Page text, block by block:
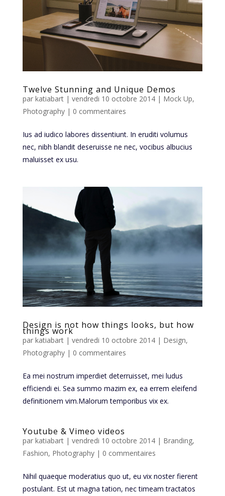
Twelve Stunning and Unique Demos
par katiabart| vendredi 10 octobre 2014| Mock Up,
Photography| 0 commentaires
Ius ad iudico labores dissentiunt. In eruditi volumus
nec, nibh blandit deseruisse ne nec, vocibus albucius
maluisset ex usu.
Design is not how things looks, but how
things work
par katiabart| vendredi 10 octobre 2014| Design,
Photography| 0 commentaires
Ea mei nostrum imperdiet deterruisset, mei ludus
efficiendi ei. Sea summo mazim ex, ea errem eleifend
definitionem vim.Malorum temporibus vix ex.
Youtube & Vimeo videos
par katiabart| vendredi 10 octobre 2014| Branding,
Fashion, Photography| 0 commentaires
Nihil quaeque moderatius quo ut, eu vix noster fierent
postulant. Est ut magna tation, nec timeam tractatos